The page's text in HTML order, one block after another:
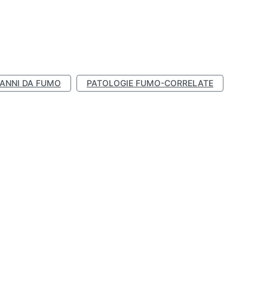
DA FUMO PATOLOGIE FUMO-CORRELATE